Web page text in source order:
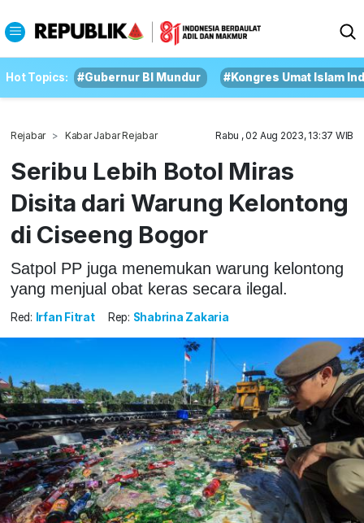
Hot Topics: #Gubernur BI Mundur #Kongres Umat Islam
Rejabar Kabar Jabar Rejabar Rabu , 02 Aug 2023, 13:37 WIB
Seribu Lebih Botol Miras
Disita dari Warung Kelontong
di Ciseeng Bogor
Satpol PP juga menemukan warung kelontong
yang menjual obat keras secara ilegal.
Red: Irfan Fitrat Rep: Shabrina Zakaria